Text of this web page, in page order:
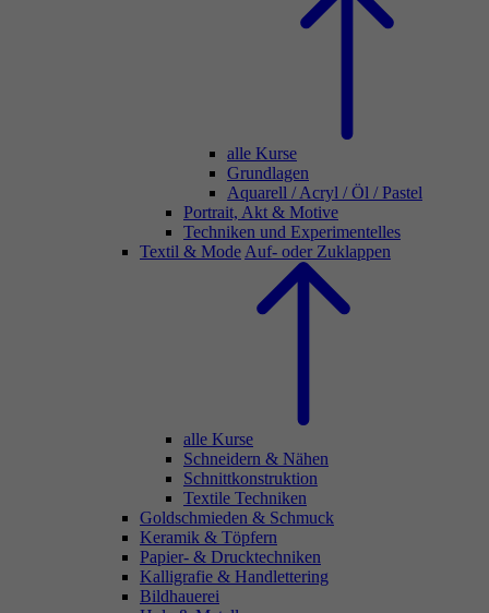
alle Kurse
Grundlagen
Aquarell / Acryl / Öl / Pastel
Portrait, Akt & Motive
Techniken und Experimentelles
Textil & Mode Auf- oder Zuklappen
alle Kurse
Schneidern & Nähen
Schnittkonstruktion
Textile Techniken
Goldschmieden & Schmuck
Keramik & Töpfern
Papier- & Drucktechniken
Kalligrafie & Handlettering
Bildhauerei